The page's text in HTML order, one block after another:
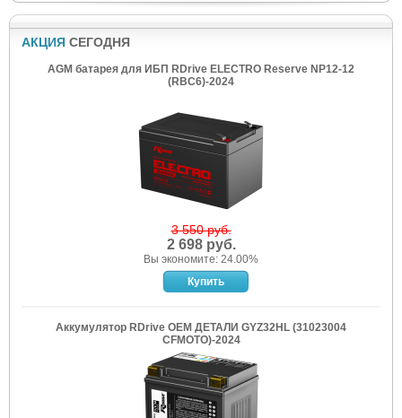
АКЦИЯ СЕГОДНЯ
AGM батарея для ИБП RDrive ELECTRO Reserve NP12-12
(RBC6)-2024
3 550 руб.
2 698 руб.
Вы экономите: 24.00%
Аккумулятор RDrive OEM ДЕТАЛИ GYZ32HL (31023004
CFMOTO)-2024